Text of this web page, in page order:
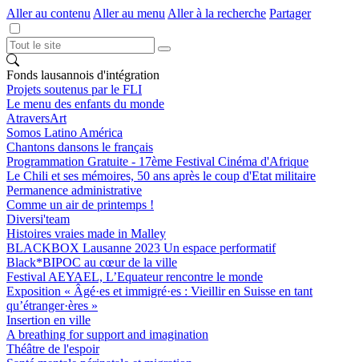
Aller au contenu Aller au menu Aller à la recherche Partager
Fonds lausannois d'intégration
Projets soutenus par le FLI
Le menu des enfants du monde
AtraversArt
Somos Latino América
Chantons dansons le français
Programmation Gratuite - 17ème Festival Cinéma d'Afrique
Le Chili et ses mémoires, 50 ans après le coup d'Etat militaire
Permanence administrative
Comme un air de printemps !
Diversi'team
Histoires vraies made in Malley
BLACKBOX Lausanne 2023 Un espace performatif
Black*BIPOC au cœur de la ville
Festival AEYAEL, L’Equateur rencontre le monde
Exposition « Âgé·es et immigré·es : Vieillir en Suisse en tant
qu’étranger·ères »
Insertion en ville
A breathing for support and imagination
Théâtre de l'espoir